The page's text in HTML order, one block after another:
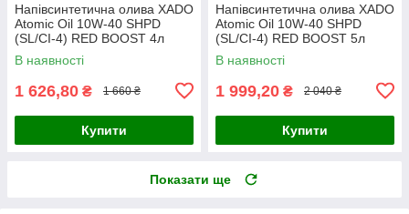
Напівсинтетична олива XADO
Atomic Oil 10W-40 SHPD
(SL/CI-4) RED BOOST 4л
В наявності
1 626,80 ₴ 1 660 ₴
Купити
Напівсинтетична олива XADO
Atomic Oil 10W-40 SHPD
(SL/CI-4) RED BOOST 5л
В наявності
1 999,20 ₴ 2 040 ₴
Купити
Показати ще